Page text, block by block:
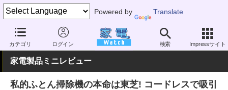
Powered by Translate
カテゴリ ログイン 検索 Impressサイト
家電 Watch 生活家電 掃除機 ハンディクリーナー
家電製品ミニレビュー
私的ふとん掃除機の本命は東芝! コードレスで吸引